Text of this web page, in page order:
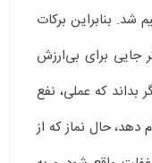
شد. بنابراین برکات
جایی برای بی‌ارزش
بداند که عملی، نفع
دهد، حال نماز که از